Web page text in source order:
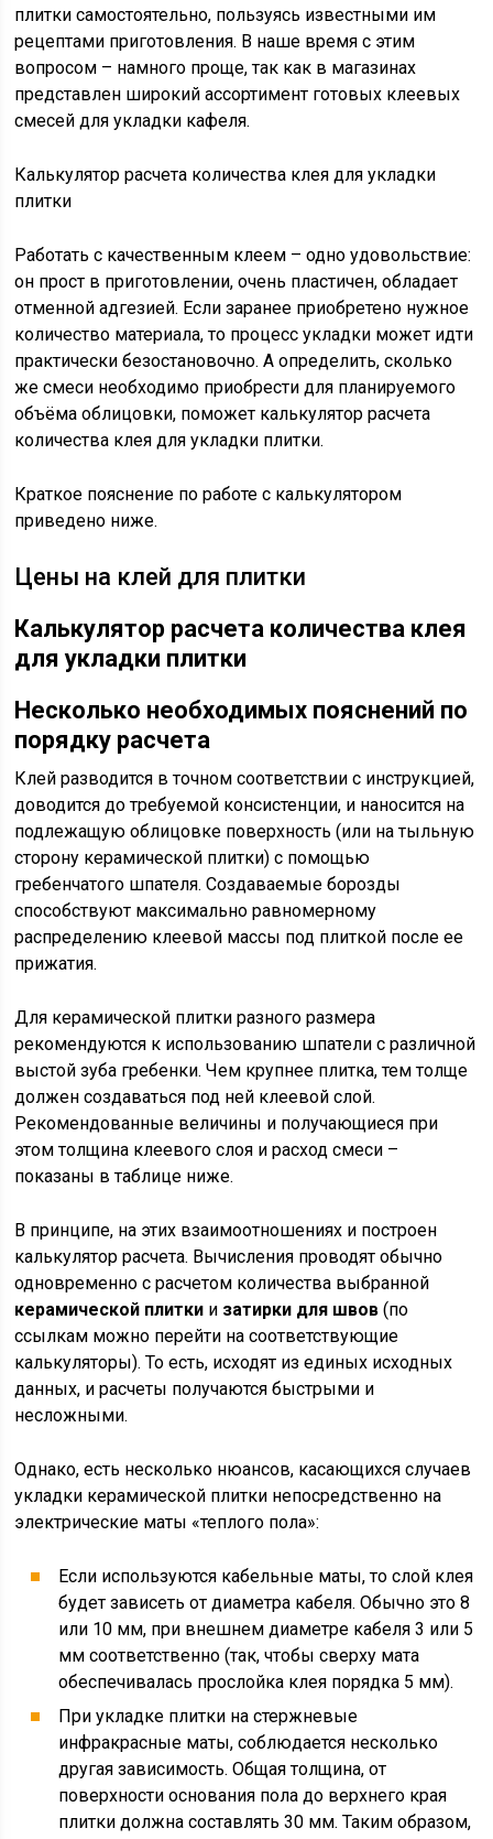
плитки самостоятельно, пользуясь известными им
рецептами приготовления. В наше время с этим
вопросом – намного проще, так как в магазинах
представлен широкий ассортимент готовых клеевых
смесей для укладки кафеля.
Калькулятор расчета количества клея для укладки
плитки
Работать с качественным клеем – одно удовольствие:
он прост в приготовлении, очень пластичен, обладает
отменной адгезией. Если заранее приобретено нужное
количество материала, то процесс укладки может идти
практически безостановочно. А определить, сколько
же смеси необходимо приобрести для планируемого
объёма облицовки, поможет калькулятор расчета
количества клея для укладки плитки.
Краткое пояснение по работе с калькулятором
приведено ниже.
Цены на клей для плитки
Калькулятор расчета количества клея
для укладки плитки
Несколько необходимых пояснений по
порядку расчета
Клей разводится в точном соответствии с инструкцией,
доводится до требуемой консистенции, и наносится на
подлежащую облицовке поверхность (или на тыльную
сторону керамической плитки) с помощью
гребенчатого шпателя. Создаваемые борозды
способствуют максимально равномерному
распределению клеевой массы под плиткой после ее
прижатия.
Для керамической плитки разного размера
рекомендуются к использованию шпатели с различной
выстой зуба гребенки. Чем крупнее плитка, тем толще
должен создаваться под ней клеевой слой.
Рекомендованные величины и получающиеся при
этом толщина клеевого слоя и расход смеси –
показаны в таблице ниже.
В принципе, на этих взаимоотношениях и построен
калькулятор расчета. Вычисления проводят обычно
одновременно с расчетом количества выбранной
керамической плитки и затирки для швов(по
ссылкам можно перейти на соответствующие
калькуляторы). То есть, исходят из единых исходных
данных, и расчеты получаются быстрыми и
несложными.
Однако, есть несколько нюансов, касающихся случаев
укладки керамической плитки непосредственно на
электрические маты «теплого пола»:
Если используются кабельные маты, то слой клея
будет зависеть от диаметра кабеля. Обычно это 8
или 10 мм, при внешнем диаметре кабеля 3 или 5
мм соответственно (так, чтобы сверху мата
обеспечивалась прослойка клея порядка 5 мм).
При укладке плитки на стержневые
инфракрасные маты, соблюдается несколько
другая зависимость. Общая толщина, от
поверхности основания пола до верхнего края
плитки должна составлять 30 мм. Таким образом,